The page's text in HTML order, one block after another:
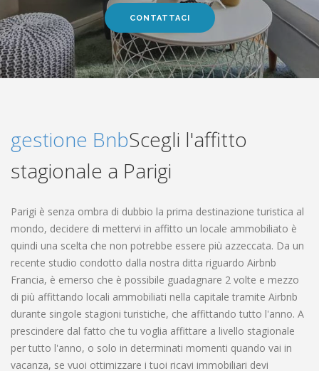
CONTATTACI
gestione BnbScegli l'affitto
stagionale a Parigi
Parigi è senza ombra di dubbio la prima destinazione turistica al
mondo, decidere di mettervi in affitto un locale ammobiliato è
quindi una scelta che non potrebbe essere più azzeccata. Da un
recente studio condotto dalla nostra ditta riguardo Airbnb
Francia, è emerso che è possibile guadagnare 2 volte e mezzo
di più affittando locali ammobiliati nella capitale tramite Airbnb
durante singole stagioni turistiche, che affittando tutto l'anno. A
prescindere dal fatto che tu voglia affittare a livello stagionale
per tutto l'anno, o solo in determinati momenti quando vai in
vacanza, se vuoi ottimizzare i tuoi ricavi immobiliari devi